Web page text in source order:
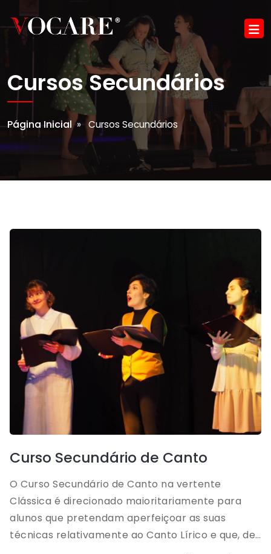
Cursos Secundários
Página Inicial» Cursos Secundários
Curso Secundário de Canto
O Curso Secundário de Canto na vertente
Clássica é direcionado maioritariamente para
alunos que pretendam aperfeiçoar as suas
técnicas relativamente ao Canto Lírico e que, de